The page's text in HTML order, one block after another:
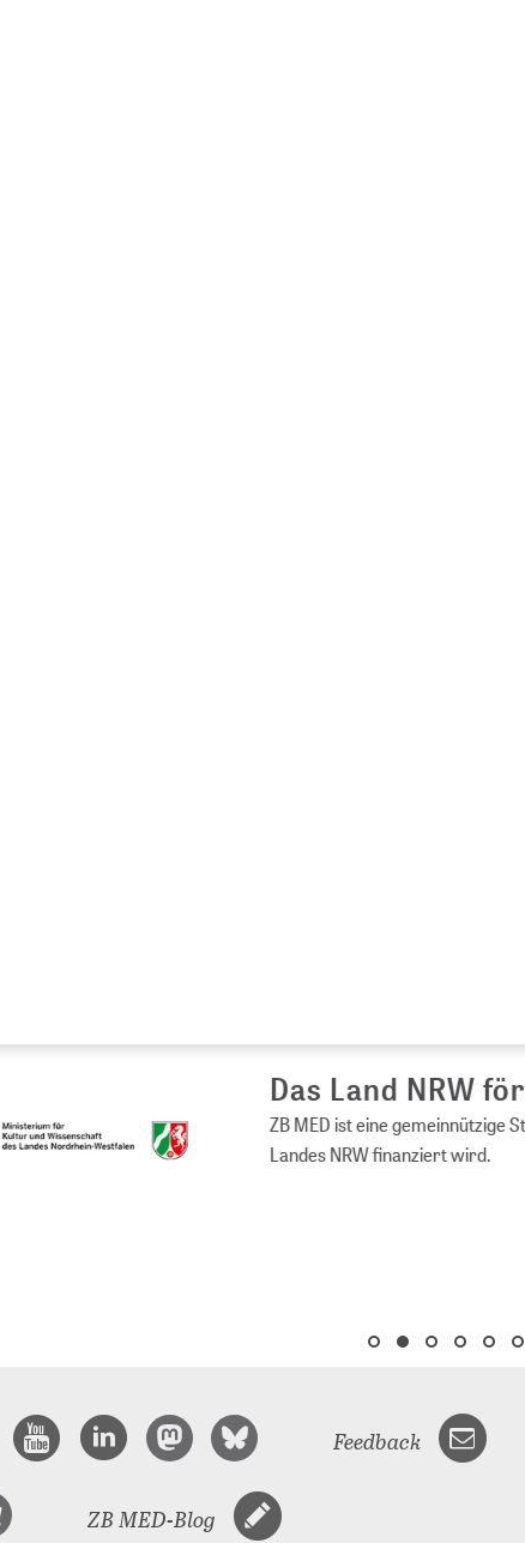
Das Land NRW fördert
ZB MED ist eine gemeinnützige
Landes NRW finanziert wird.
Feedback
ZB MED-Blog